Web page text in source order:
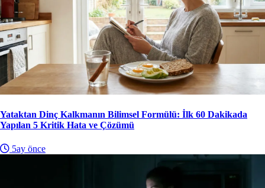
Yataktan Dinç Kalkmanın Bilimsel Formülü: İlk 60 Dakikada
Yapılan 5 Kritik Hata ve Çözümü
5ay önce